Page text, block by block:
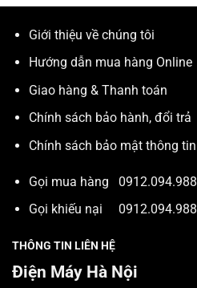
Giới thiệu về chúng tôi
Hướng dẫn mua hàng Online
Giao hàng & Thanh toán
Chính sách bảo hành, đổi trả
Chính sách bảo mật thông tin
Gọi mua hàng 0912.094.988
Gọi khiếu nại 0912.094.988
THÔNG TIN LIÊN HỆ
Điện Máy Hà Nội